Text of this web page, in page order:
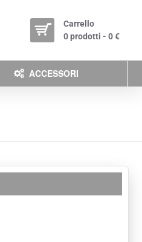
Carrello
0 prodotti - 0 €
ACCESSORI